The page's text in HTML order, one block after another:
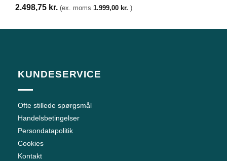
2.498,75 kr. (ex. moms 1.999,00 kr. )
KUNDESERVICE
Ofte stillede spørgsmål
Handelsbetingelser
Persondatapolitik
Cookies
Kontakt